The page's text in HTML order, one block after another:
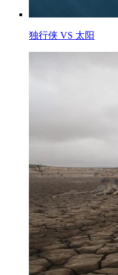
独行侠 VS 太阳